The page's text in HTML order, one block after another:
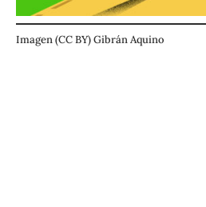
Imagen (CC BY) Gibrán Aquino